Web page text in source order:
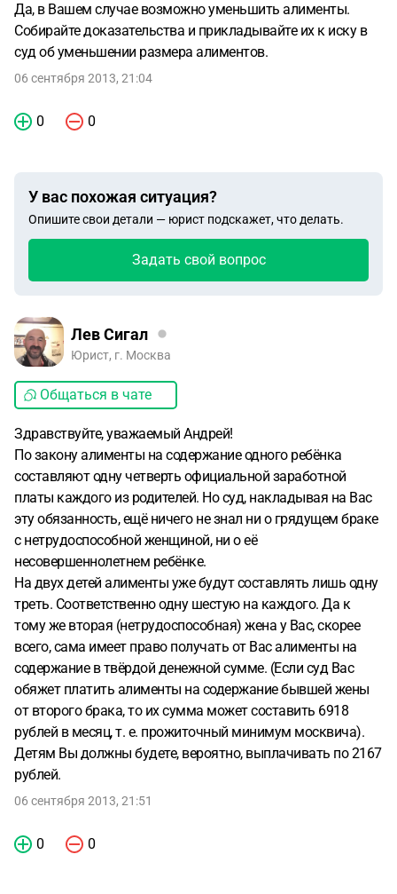
Да, в Вашем случае возможно уменьшить алименты.
Собирайте доказательства и прикладывайте их к иску в
суд об уменьшении размера алиментов.
06 сентября 2013, 21:04
0 0
У вас похожая ситуация?
Опишите свои детали — юрист подскажет, что делать.
Задать свой вопрос
Лев Сигал
Юрист, г. Москва
Общаться в чате
Здравствуйте, уважаемый Андрей!
По закону алименты на содержание одного ребёнка
составляют одну четверть официальной заработной
платы каждого из родителей. Но суд, накладывая на Вас
эту обязанность, ещё ничего не знал ни о грядущем браке
с нетрудоспособной женщиной, ни о её
несовершеннолетнем ребёнке.
На двух детей алименты уже будут составлять лишь одну
треть. Соответственно одну шестую на каждого. Да к
тому же вторая (нетрудоспособная) жена у Вас, скорее
всего, сама имеет право получать от Вас алименты на
содержание в твёрдой денежной сумме. (Если суд Вас
обяжет платить алименты на содержание бывшей жены
от второго брака, то их сумма может составить 6918
рублей в месяц, т. е. прожиточный минимум москвича).
Детям Вы должны будете, вероятно, выплачивать по 2167
рублей.
06 сентября 2013, 21:51
0 0